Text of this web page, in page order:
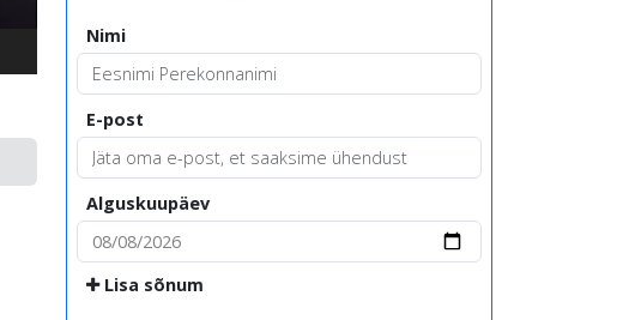
Nimi
E-post
Alguskuupäev
Lisa sõnum